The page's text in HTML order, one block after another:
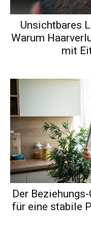
Unsichtbares
Warum
mit
Der
für eine stabile